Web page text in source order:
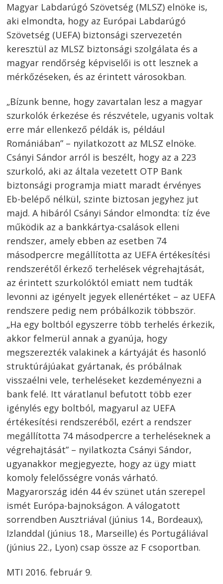
Magyar Labdarúgó Szövetség (MLSZ) elnöke is,
aki elmondta, hogy az Európai Labdarúgó
Szövetség (UEFA) biztonsági szervezetén
keresztül az MLSZ biztonsági szolgálata és a
magyar rendőrség képviselői is ott lesznek a
mérkőzéseken, és az érintett városokban.
„Bízunk benne, hogy zavartalan lesz a magyar
szurkolók érkezése és részvétele, ugyanis voltak
erre már ellenkező példák is, például
Romániában” – nyilatkozott az MLSZ elnöke.
Csányi Sándor arról is beszélt, hogy az a 223
szurkoló, aki az általa vezetett OTP Bank
biztonsági programja miatt maradt érvényes
Eb-belépő nélkül, szinte biztosan jegyhez jut
majd. A hibáról Csányi Sándor elmondta: tíz éve
működik az a bankkártya-csalások elleni
rendszer, amely ebben az esetben 74
másodpercre megállította az UEFA értékesítési
rendszerétől érkező terhelések végrehajtását,
az érintett szurkolóktól emiatt nem tudták
levonni az igényelt jegyek ellenértéket – az UEFA
rendszere pedig nem próbálkozik többször.
„Ha egy boltból egyszerre több terhelés érkezik,
akkor felmerül annak a gyanúja, hogy
megszerezték valakinek a kártyáját és hasonló
struktúrájúakat gyártanak, és próbálnak
visszaélni vele, terheléseket kezdeményezni a
bank felé. Itt váratlanul befutott több ezer
igénylés egy boltból, magyarul az UEFA
értékesítési rendszeréből, ezért a rendszer
megállította 74 másodpercre a terheléseknek a
végrehajtását” – nyilatkozta Csányi Sándor,
ugyanakkor megjegyezte, hogy az ügy miatt
komoly felelősségre vonás várható.
Magyarország idén 44 év szünet után szerepel
ismét Európa-bajnokságon. A válogatott
sorrendben Ausztriával (június 14., Bordeaux),
Izlanddal (június 18., Marseille) és Portugáliával
(június 22., Lyon) csap össze az F csoportban.
MTI 2016. február 9.
Bejegyzés
navigáció